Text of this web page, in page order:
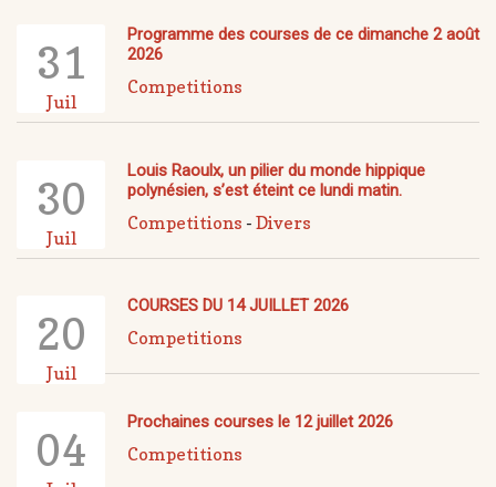
31
Juil
Programme des courses de ce dimanche 2 août
2026
Competitions
30
Juil
Louis Raoulx, un pilier du monde hippique
polynésien, s’est éteint ce lundi matin.
Competitions - Divers
20
Juil
COURSES DU 14 JUILLET 2026
Competitions
04
Prochaines courses le 12 juillet 2026
Competitions